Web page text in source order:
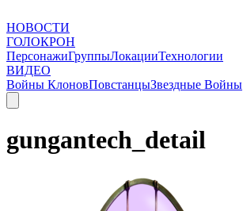
НОВОСТИ
ГОЛОКРОН
ПерсонажиГруппыЛокацииТехнологии
ВИДЕО
Войны КлоновПовстанцыЗвездные Войны
gungantech_detail